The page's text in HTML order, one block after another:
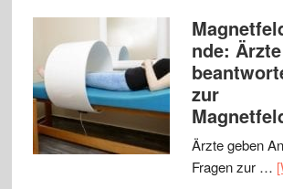
nde: Ärzte
zur
Ärzte geben
Fragen zur …